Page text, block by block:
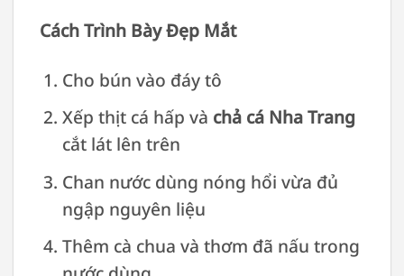
Cách Trình Bày Đẹp Mắt
Cho bún vào đáy tô
Xếp thịt cá hấp và chả cá Nha Trang
cắt lát lên trên
Chan nước dùng nóng hổi vừa đủ
ngập nguyên liệu
Thêm cà chua và thơm đã nấu trong